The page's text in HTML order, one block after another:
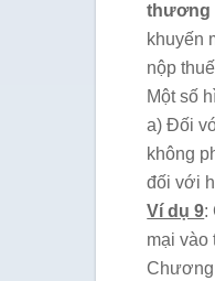
thương
khuyến
nộp
Một số
a) Đối
không
đối với
Ví dụ 9:
mại vào
Chương